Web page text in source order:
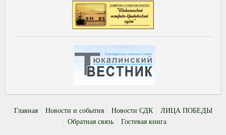
Главная Новости и события Новости СДК
ЛИЦА ПОБЕДЫ
Обратная связь
Гостевая книга